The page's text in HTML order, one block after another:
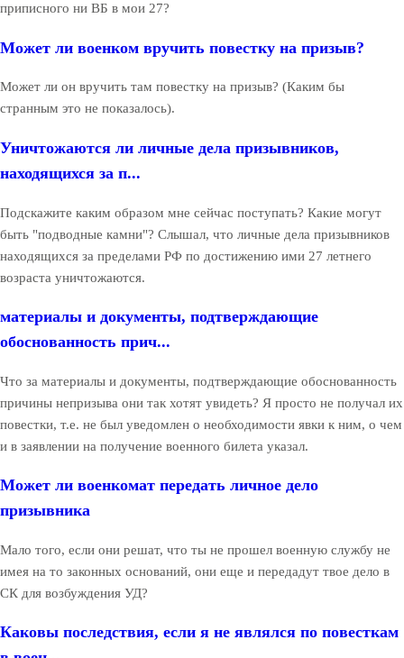
приписного ни ВБ в мои 27?
Может ли военком вручить повестку на призыв?
Может ли он вручить там повестку на призыв? (Каким бы
странным это не показалось).
Уничтожаются ли личные дела призывников,
находящихся за п...
Подскажите каким образом мне сейчас поступать? Какие могут
быть "подводные камни"? Слышал, что личные дела призывников
находящихся за пределами РФ по достижению ими 27 летнего
возраста уничтожаются.
материалы и документы, подтверждающие
обоснованность прич...
Что за материалы и документы, подтверждающие обоснованность
причины непризыва они так хотят увидеть? Я просто не получал их
повестки, т.е. не был уведомлен о необходимости явки к ним, о чем
и в заявлении на получение военного билета указал.
Может ли военкомат передать личное дело
призывника
Мало того, если они решат, что ты не прошел военную службу не
имея на то законных оснований, они еще и передадут твое дело в
СК для возбуждения УД?
Каковы последствия, если я не являлся по повесткам